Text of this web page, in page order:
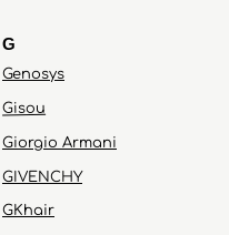
Genosys
Gisou
GKhair
Giorgio Armani
G
GIVENCHY